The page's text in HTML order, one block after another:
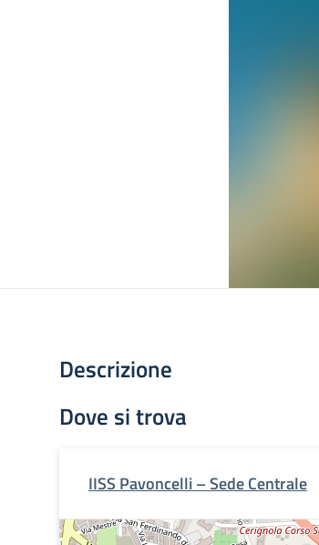
Descrizione
Dove si trova
IISS Pavoncelli – Sede Centrale